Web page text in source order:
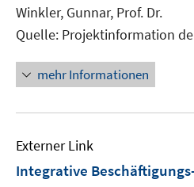
Winkler, Gunnar, Prof. Dr.
Quelle: Projektinformation
mehr Informationen
Externer Link
Integrative